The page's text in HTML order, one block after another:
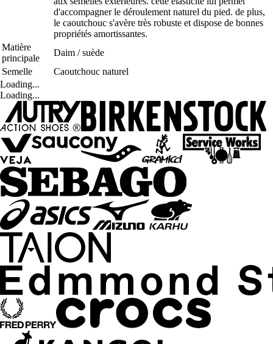
d'accompagner le déroulement naturel du pied. de plus,
le caoutchouc s'avère très robuste et dispose de bonnes
propriétés amortissantes.
Matière
principale
Daim / suède
Semelle
Caoutchouc naturel
Loading...
Loading...